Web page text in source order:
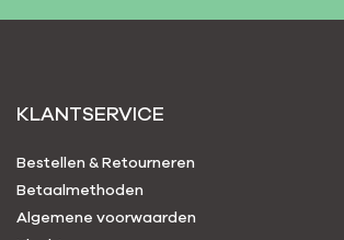
KLANTSERVICE
Bestellen & Retourneren
Betaalmethoden
Algemene voorwaarden